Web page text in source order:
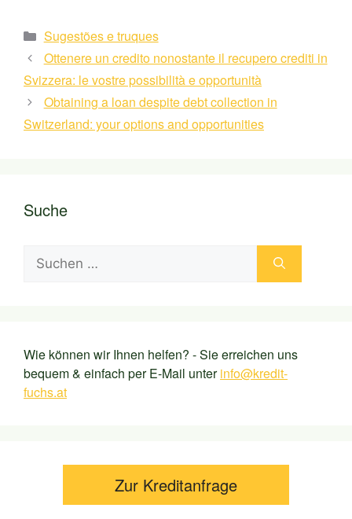
Kategorien
Sugestões e truques
Ottenere un credito nonostante il recupero crediti in
Svizzera: le vostre possibilità e opportunità
Obtaining a loan despite debt collection in
Switzerland: your options and opportunities
Suche
Suchen
nach:
Wie können wir Ihnen helfen? - Sie erreichen uns
bequem & einfach per E-Mail unterinfo@kredit-
fuchs.at
Zur Kreditanfrage